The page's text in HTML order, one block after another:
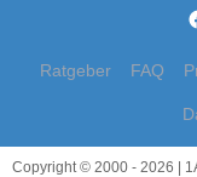
Ratgeber FAQ
Copyright © 2000 - 2026 |